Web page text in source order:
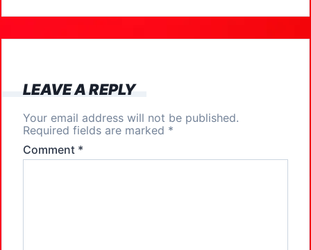
b
o
k
d
o
LEAVE A REPLY
Your email address will not be published.
Required fields are marked *
Comment *